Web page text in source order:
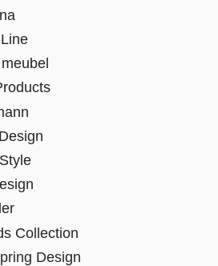
Collection
Design